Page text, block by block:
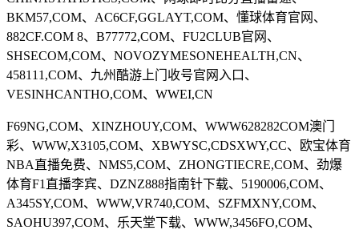
BKM57,COM、AC6CF,GGLAYT,COM、懂球体育官网、
882CF.COM 8、B77772,COM、FU2CLUB官网、
SHSECOM,COM、NOVOZYMESONEHEALTH,CN、
458111,COM、九州酷游上门收号官网入口、
VESINHCANTHO,COM、WWEI,CN
F69NG,COM、XINZHOUY,COM、WWW628282COM澳门
彩、WWW,X3105,COM、XBWYSC,CDSXWY,CC、欧宝体育
NBA直播免费、NMS5,COM、ZHONGTIECRE,COM、劲爆
体育F1直播李宾、DZNZ888指南针下载、5190006,COM、
A345SY,COM、WWW,VR740,COM、SZFMXNY,COM、
SAOHU397,COM、乐天堂下载、WWW,3456FO,COM、